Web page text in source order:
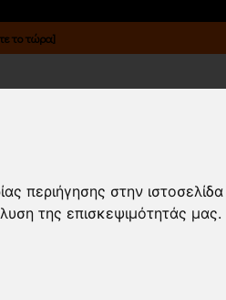
περιήγησης στην
της επισκεψιμότητάς μας.
το τώρα]
ΤΗΛΕΦΩΝΑ